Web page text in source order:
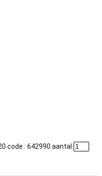
code : 642990 aantal